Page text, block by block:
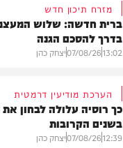
מזרח תיכון חדש
ברית חדשה: שלוש
בדרך להסכם הגנה
13:02
07/08/26יצחק כהן
הערכת מודיעין דרמטית
כך רוסיה עלולה לבחון
בשנים הקרובות
12:39
07/08/26יצחק כהן